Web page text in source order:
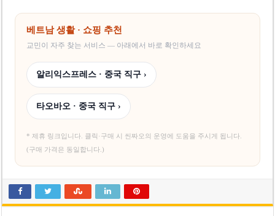
베트남 생활 · 쇼핑 추천
교민이 자주 찾는 서비스 — 아래에서 바로 확인하세요
알리익스프레스 · 중국 직구 ›
타오바오 · 중국 직구 ›
* 제휴 링크입니다. 클릭·구매 시 씬짜오의 운영에 도움을 주시게 됩니다.
(구매 가격은 동일합니다.)